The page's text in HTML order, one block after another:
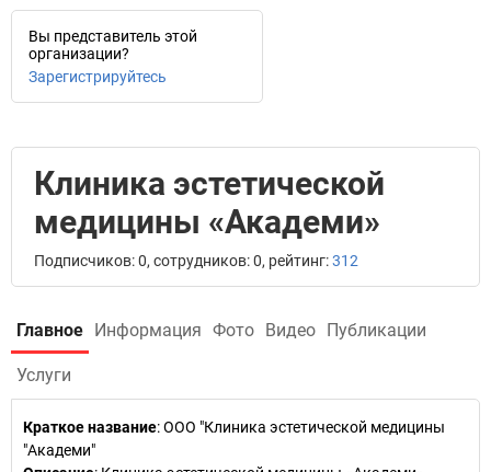
Вы представитель этой
организации?
Зарегистрируйтесь
Клиника эстетической
медицины «Академи»
Подписчиков: 0, сотрудников: 0, рейтинг:312
Главное Информация Фото Видео Публикации
Услуги
Краткое название:ООО "Клиника эстетической медицины
"Академи"